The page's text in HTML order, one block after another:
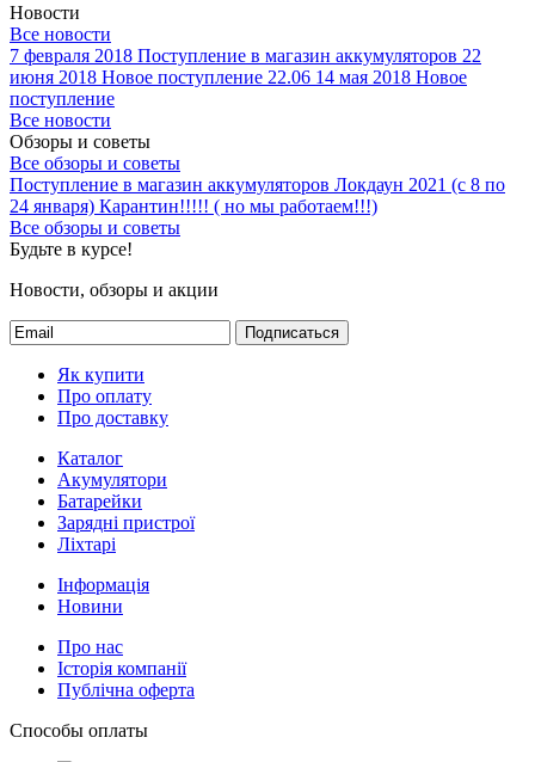
Новости
Все новости
7 февраля 2018 Поступление в магазин аккумуляторов 22
июня 2018 Новое поступление 22.06 14 мая 2018 Новое
поступление
Все новости
Обзоры и советы
Все обзоры и советы
Поступление в магазин аккумуляторов Локдаун 2021 (с 8 по
24 января) Карантин!!!!! ( но мы работаем!!!)
Все обзоры и советы
Будьте в курсе!
Новости, обзоры и акции
Подписаться
Як купити
Про оплату
Про доставку
Каталог
Акумулятори
Батарейки
Зарядні пристрої
Ліхтарі
Інформація
Новини
Про нас
Історія компанії
Публічна оферта
Способы оплаты